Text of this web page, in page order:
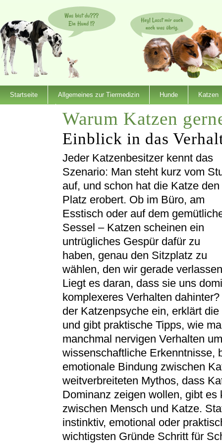
Startseite Allgemeines zur Tiermedizin Hunde Katzen
Warum Katzen
Einblick in das
Jeder Katzenbesitzer kennt das
Szenario: Man steht kurz vom
auf, und schon hat die Katze den
Platz erobert. Ob im Büro, am
Esstisch oder auf dem
Sessel – Katzen scheinen ein
untrügliches Gespür dafür zu
haben, genau den Sitzplatz zu
wählen, den wir gerade
Liegt es daran, dass sie uns
komplexeres Verhalten
der Katzenpsyche ein, erklärt
und gibt praktische Tipps, wie
manchmal nervigen Verhalten
wissenschaftliche Erkenntnisse,
emotionale Bindung zwischen
weitverbreiteten Mythos, dass
Dominanz zeigen wollen, gibt
zwischen Mensch und Katze.
instinktiv, emotional oder
wichtigsten Gründe Schritt für